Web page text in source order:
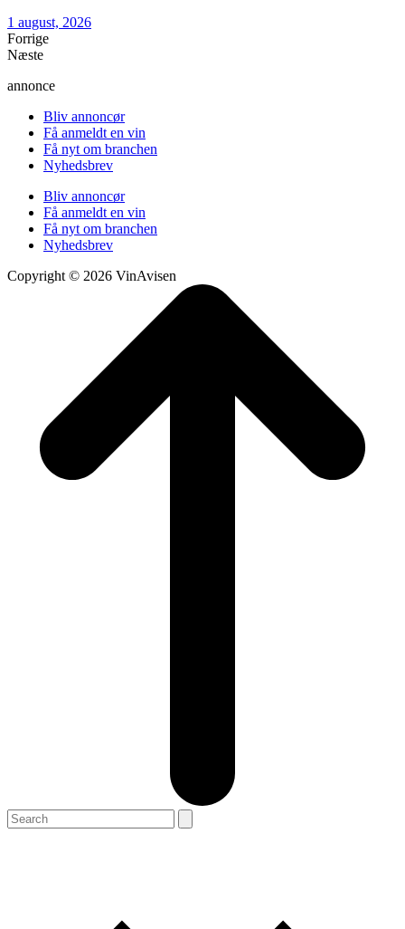
1 august, 2026
Forrige
Næste
annonce
Bliv annoncør
Få anmeldt en vin
Få nyt om branchen
Nyhedsbrev
Bliv annoncør
Få anmeldt en vin
Få nyt om branchen
Nyhedsbrev
Copyright © 2026 VinAvisen